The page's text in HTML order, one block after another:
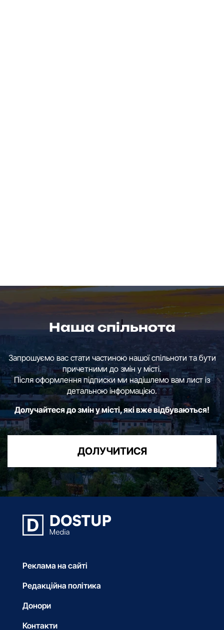
Наша спільнота
Запрошуємо вас стати частиною нашої спільноти та бути
причетними до змін у місті.
Після оформлення підписки ми надішлемо вам лист із
детальною інформацією.
Долучайтеся до змін у місті, які вже відбуваються!
ДОЛУЧИТИСЯ
Реклама на сайті
Редакційна політика
Донори
Контакти